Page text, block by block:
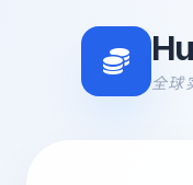
全球